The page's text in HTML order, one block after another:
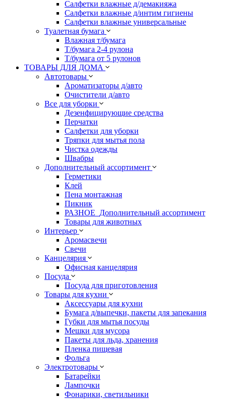
Салфетки влажные д/демакияжа
Салфетки влажные д/интим гигиены
Салфетки влажные универсальные
Туалетная бумага
Влажная т/бумага
Т/бумага 2-4 рулона
Т/бумага от 5 рулонов
ТОВАРЫ ДЛЯ ДОМА
Автотовары
Ароматизаторы д/авто
Очистители д/авто
Все для уборки
Дезенфицирующие средства
Перчатки
Салфетки для уборки
Тряпки для мытья пола
Чистка одежды
Швабры
Дополнительный ассортимент
Герметики
Клей
Пена монтажная
Пикник
РАЗНОЕ_Дополнительный ассортимент
Товары для животных
Интерьер
Аромасвечи
Свечи
Канцелярия
Офисная канцелярия
Посуда
Посуда для приготовления
Товары для кухни
Аксессуары для кухни
Бумага д/выпечки, пакеты для запекания
Губки для мытья посуды
Мешки для мусора
Пакеты для льда, хранения
Пленка пищевая
Фольга
Электротовары
Батарейки
Лампочки
Фонарики, светильники